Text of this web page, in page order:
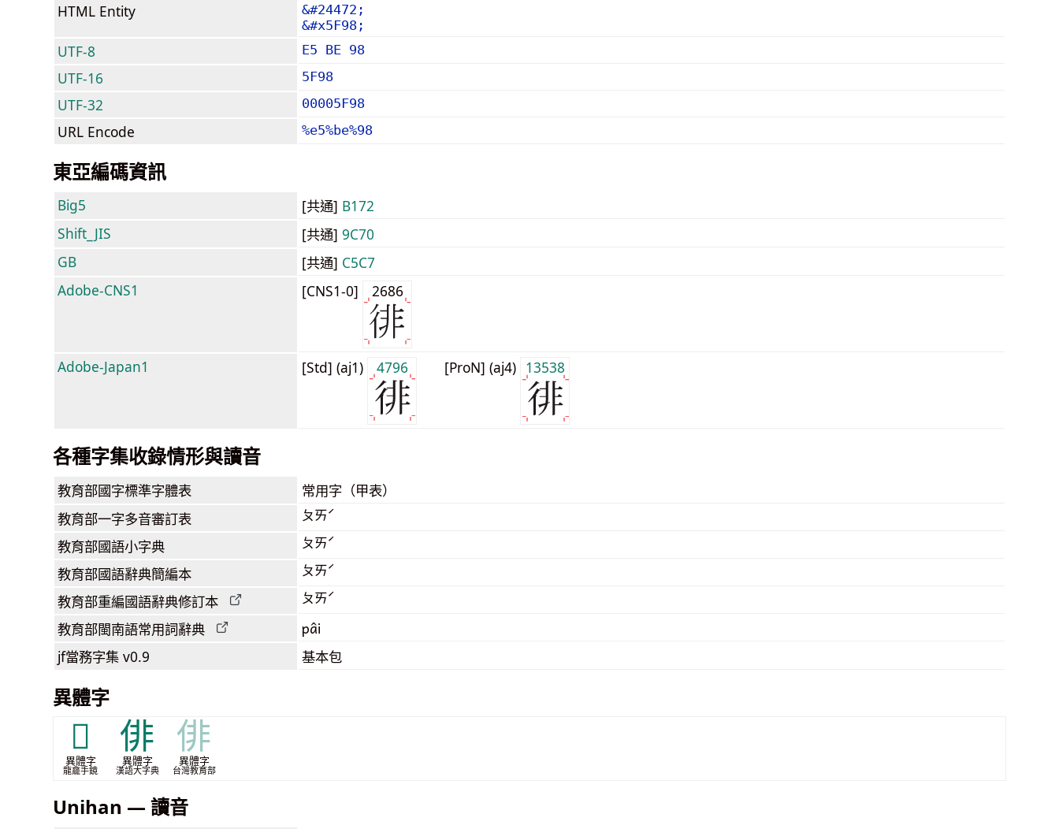
HTML Entity
&#24472;
&#x5F98;
UTF-8 E5 BE 98
UTF-16 5F98
UTF-32 00005F98
URL Encode %e5%be%98
東亞編碼資訊
Big5 [共通] B172
Shift_JIS
[共通] 9C70
GB
[共通] C5C7
Adobe-CNS1
[CNS1-0] 2686
Adobe-Japan1 [Std] (aj1) 4796 [ProN] (aj4) 13538
各種字集收錄情形與讀音
教育部國字標準字體表 常用字（甲表）
教育部一字多音審訂表 ㄆㄞˊ
教育部國語小字典 ㄆㄞˊ
教育部國語辭典簡編本 ㄆㄞˊ
教育部重編國語辭典修訂本 ㄆㄞˊ
教育部閩南語常用詞辭典 pâi
jf當務字集 v0.9 基本包
異體字
𨓿
異體字
龍龕手鏡
俳
異體字
漢語大字典
俳
異體字
台灣教育部
Unihan — 讀音